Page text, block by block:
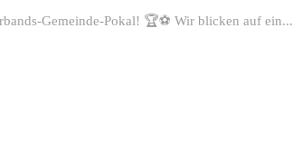
Gemeinde-Pokal! 🏆⚽ Wir blicken auf ein...